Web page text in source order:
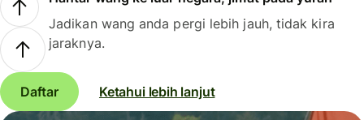
Jadikan wang anda pergi lebih jauh, tidak kira
jaraknya.
Daftar Ketahui lebih lanjut